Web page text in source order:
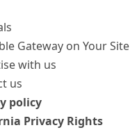
Gateway on Your Site
with us
us
policy
Privacy Rights